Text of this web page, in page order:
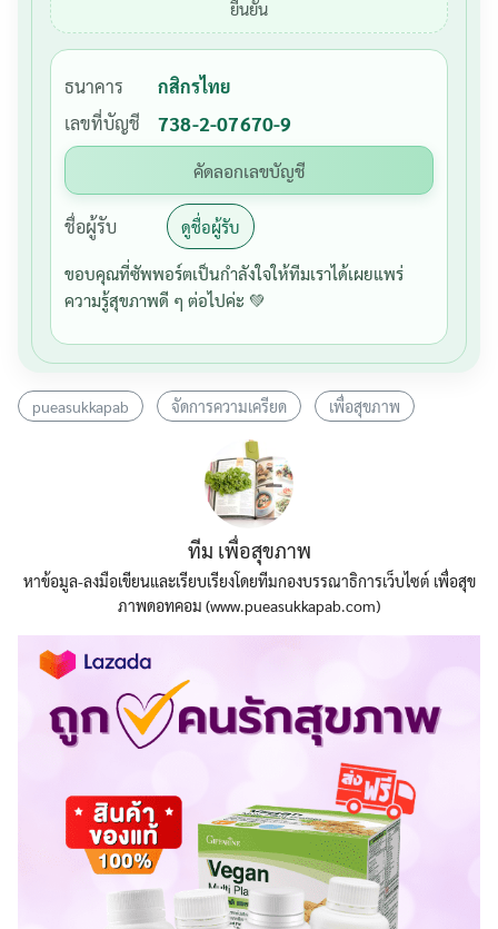
ยืนยัน
ธนาคาร
กสิกรไทย
เลขที่บัญชี
738-2-07670-9
คัดลอกเลขบัญชี
ชื่อผู้รับ ดูชื่อผู้รับ
ขอบคุณที่ซัพพอร์ตเป็นกำลังใจให้ทีมเราได้เผยแพร่
ความรู้สุขภาพดี ๆ ต่อไปค่ะ 💚
pueasukkapab จัดการความเครียด เพื่อสุขภาพ
ทีม เพื่อสุขภาพ
หาข้อมูล-ลงมือเขียนและเรียบเรียงโดยทีมกองบรรณาธิการเว็บไซต์ เพื่อสุข
ภาพดอทคอม (www.pueasukkapab.com)